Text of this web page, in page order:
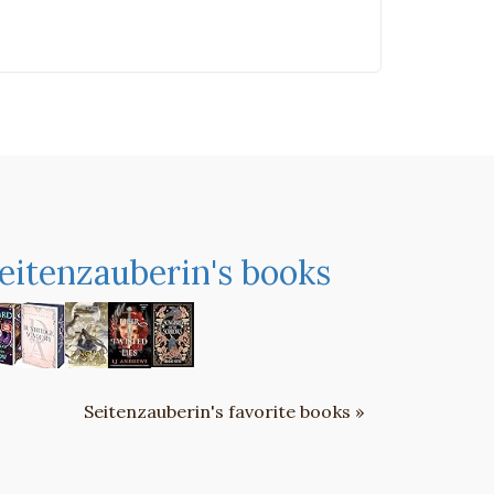
books
Seitenzauberin's favorite books »